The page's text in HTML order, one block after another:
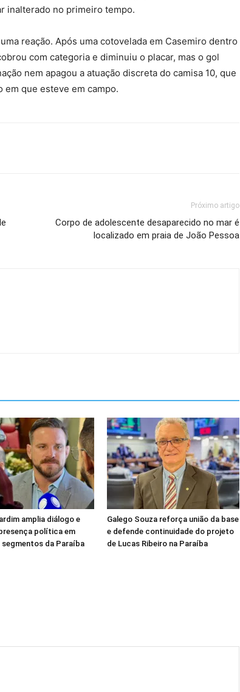
inalterado no primeiro tempo.
reação. Após uma cotovelada em Casemiro dentro
com categoria e diminuiu o placar, mas o gol
nem apagou a atuação discreta do camisa 10, que
que esteve em campo.
Próximo artigo
Corpo de adolescente desaparecido no mar é
localizado em praia de João Pessoa
amplia diálogo e
política em
da Paraíba
Galego Souza reforça união da base
e defende continuidade do projeto
de Lucas Ribeiro na Paraíba